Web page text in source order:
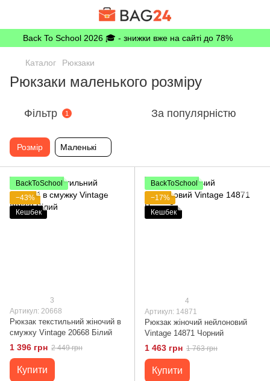
Back To School 2026 🎓 - знижки вже на сайті до 78%
Каталог Рюкзаки
Рюкзаки маленького розміру
Фільтр 1 За популярністю
Розмір Маленькі
BackToSchool
−43%
Кешбек
3
Артикул: 20668
Рюкзак текстильний жіночий в
смужку Vintage 20668 Білий
1 396 грн 2 449 грн
Купити
BackToSchool
−17%
Кешбек
4
Артикул: 14871
Рюкзак жіночий нейлоновий
Vintage 14871 Чорний
1 463 грн 1 763 грн
Купити